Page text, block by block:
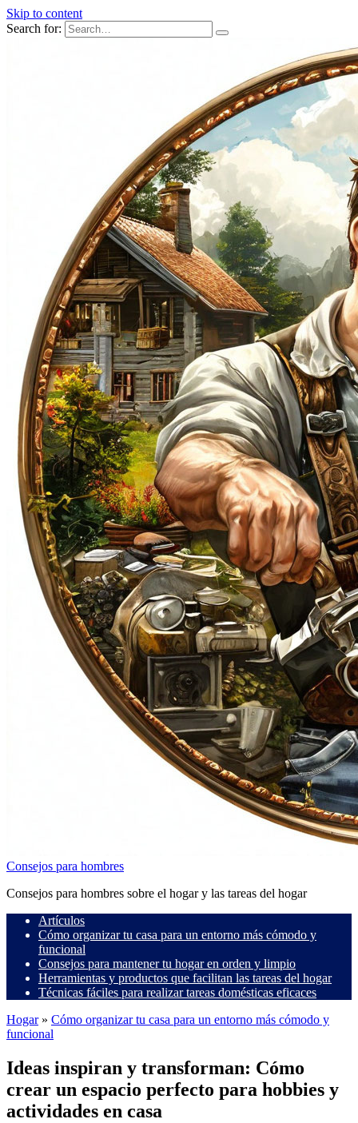
Skip to content
Search for:
Consejos para hombres
Consejos para hombres sobre el hogar y las tareas del hogar
Artículos
Cómo organizar tu casa para un entorno más cómodo y
funcional
Consejos para mantener tu hogar en orden y limpio
Herramientas y productos que facilitan las tareas del hogar
Técnicas fáciles para realizar tareas domésticas eficaces
Hogar» Cómo organizar tu casa para un entorno más cómodo y
funcional
Ideas inspiran y transforman: Cómo
crear un espacio perfecto para hobbies y
actividades en casa